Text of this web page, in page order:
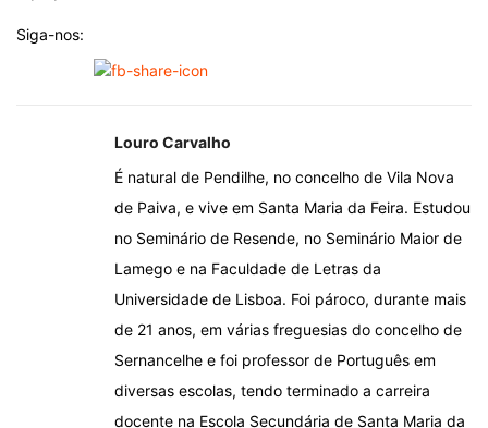
Siga-nos:
Louro Carvalho
É natural de Pendilhe, no concelho de Vila Nova
de Paiva, e vive em Santa Maria da Feira. Estudou
no Seminário de Resende, no Seminário Maior de
Lamego e na Faculdade de Letras da
Universidade de Lisboa. Foi pároco, durante mais
de 21 anos, em várias freguesias do concelho de
Sernancelhe e foi professor de Português em
diversas escolas, tendo terminado a carreira
docente na Escola Secundária de Santa Maria da